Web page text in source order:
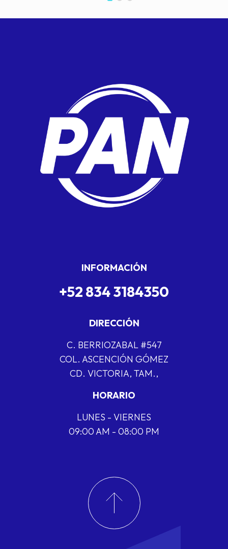
INFORMACIÓN
+52 834 3184350
DIRECCIÓN
C. BERRIOZABAL #547
COL. ASCENCIÓN GÓMEZ
CD. VICTORIA, TAM.,
HORARIO
LUNES - VIERNES
09:00 AM - 08:00 PM